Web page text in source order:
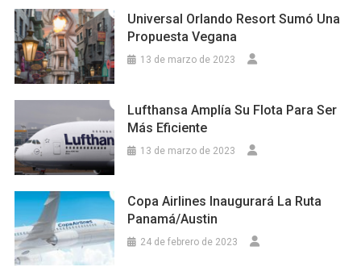
Universal Orlando Resort Sumó Una
Propuesta Vegana
13 de marzo de 2023
Lufthansa Amplía Su Flota Para Ser
Más Eficiente
13 de marzo de 2023
Copa Airlines Inaugurará La Ruta
Panamá/Austin
24 de febrero de 2023